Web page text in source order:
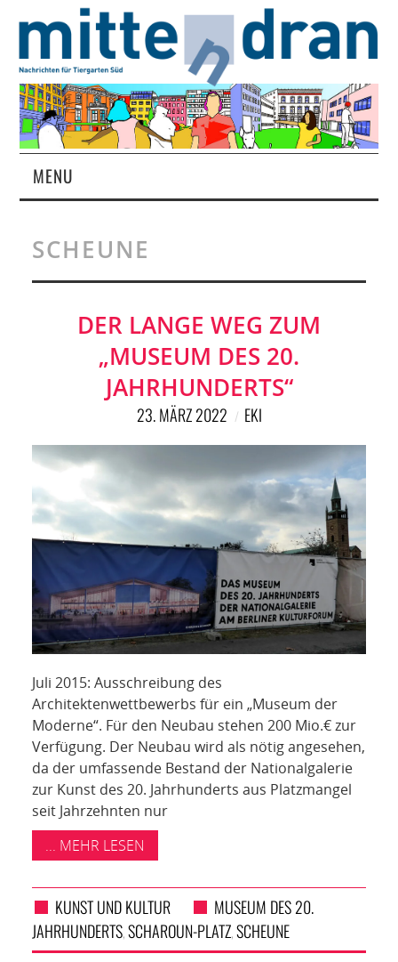
MENU
MAGAZIN
ÜBER UNS
RUBRIKEN
NETZWERK
SPONSORING
KONTAKT
SCHEUNE
DER LANGE WEG ZUM
„MUSEUM DES 20.
JAHRHUNDERTS“
23. MÄRZ 2022 EKI
Juli 2015: Ausschreibung des
Architektenwettbewerbs für ein „Museum der
Moderne“. Für den Neubau stehen 200 Mio.€ zur
Verfügung. Der Neubau wird als nötig angesehen,
da der umfassende Bestand der Nationalgalerie
zur Kunst des 20. Jahrhunderts aus Platzmangel
seit Jahrzehnten nur
... MEHR LESEN
KUNST UND KULTUR
MUSEUM DES 20.
JAHRHUNDERTS,SCHAROUN-PLATZ,SCHEUNE